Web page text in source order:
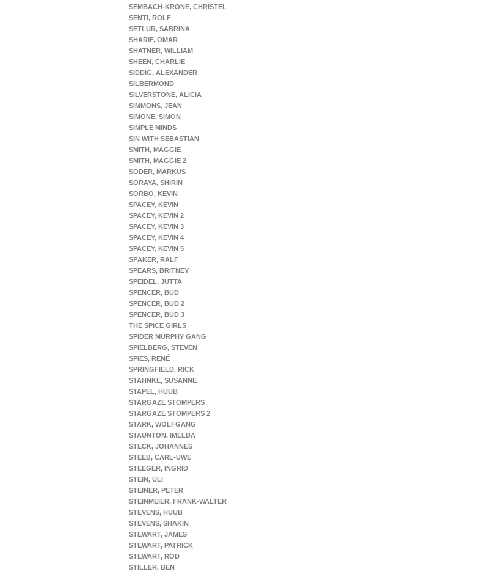
SEMBACH-KRONE, CHRISTEL
SENTI, ROLF
SETLUR, SABRINA
SHARIF, OMAR
SHATNER, WILLIAM
SHEEN, CHARLIE
SIDDIG, ALEXANDER
SILBERMOND
SILVERSTONE, ALICIA
SIMMONS, JEAN
SIMONE, SIMON
SIMPLE MINDS
SIN WITH SEBASTIAN
SMITH, MAGGIE
SMITH, MAGGIE 2
SÖDER, MARKUS
SORAYA, SHIRIN
SORBO, KEVIN
SPACEY, KEVIN
SPACEY, KEVIN 2
SPACEY, KEVIN 3
SPACEY, KEVIN 4
SPACEY, KEVIN 5
SPÄKER, RALF
SPEARS, BRITNEY
SPEIDEL, JUTTA
SPENCER, BUD
SPENCER, BUD 2
SPENCER, BUD 3
THE SPICE GIRLS
SPIDER MURPHY GANG
SPIELBERG, STEVEN
SPIES, RENÉ
SPRINGFIELD, RICK
STAHNKE, SUSANNE
STAPEL, HUUB
STARGAZE STOMPERS
STARGAZE STOMPERS 2
STARK, WOLFGANG
STAUNTON, IMELDA
STECK, JOHANNES
STEEB, CARL-UWE
STEEGER, INGRID
STEIN, ULI
STEINER, PETER
STEINMEIER, FRANK-WALTER
STEVENS, HUUB
STEVENS, SHAKIN
STEWART, JAMES
STEWART, PATRICK
STEWART, ROD
STILLER, BEN